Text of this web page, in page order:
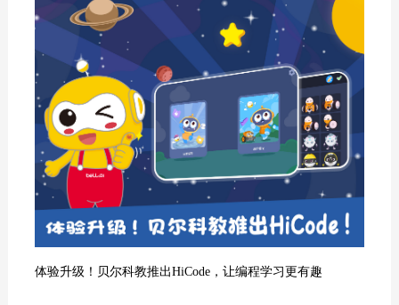
体验升级！贝尔科教推出HiCode，让编程学习更有趣